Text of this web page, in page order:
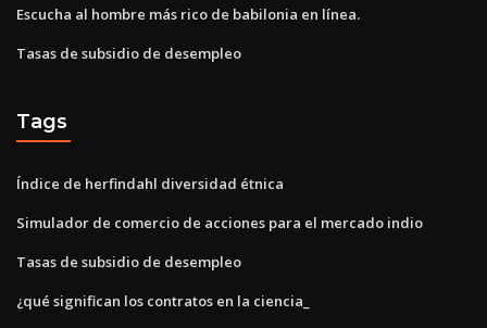
Escucha al hombre más rico de babilonia en línea.
Tasas de subsidio de desempleo
Tags
Índice de herfindahl diversidad étnica
Simulador de comercio de acciones para el mercado indio
Tasas de subsidio de desempleo
¿qué significan los contratos en la ciencia_